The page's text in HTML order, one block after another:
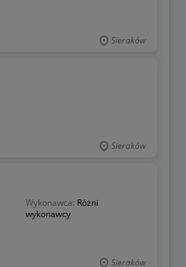
Sieraków
Sieraków
Wykonawca: Różni
wykonawcy
Sieraków